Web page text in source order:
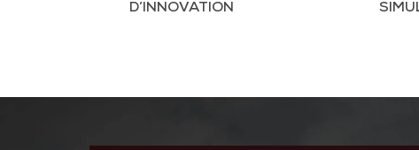
D’INNOVATION